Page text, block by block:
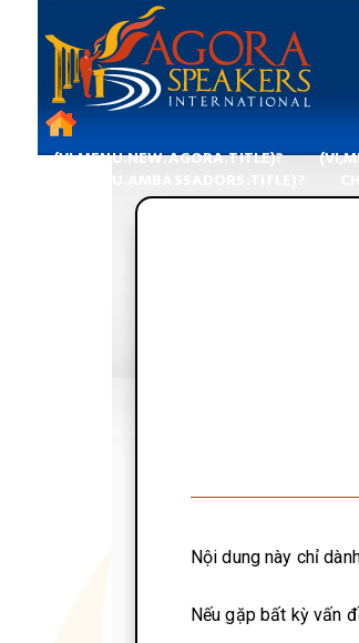
(VI,MENU.NEW.AGORA.TITLE)?
Nội dung này chỉ
Nếu gặp bất kỳ vấn